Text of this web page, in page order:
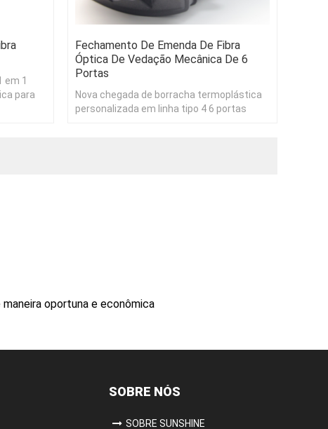
em 1
para
Fechamento De Emenda De Fibra
Óptica De Vedação Mecânica De 6
Portas
Nova chegada de borracha termoplástica
personalizada em linha tipo 4 6 portas
oportuna e econômica
SOBRE NÓS
SOBRE SUNSHINE